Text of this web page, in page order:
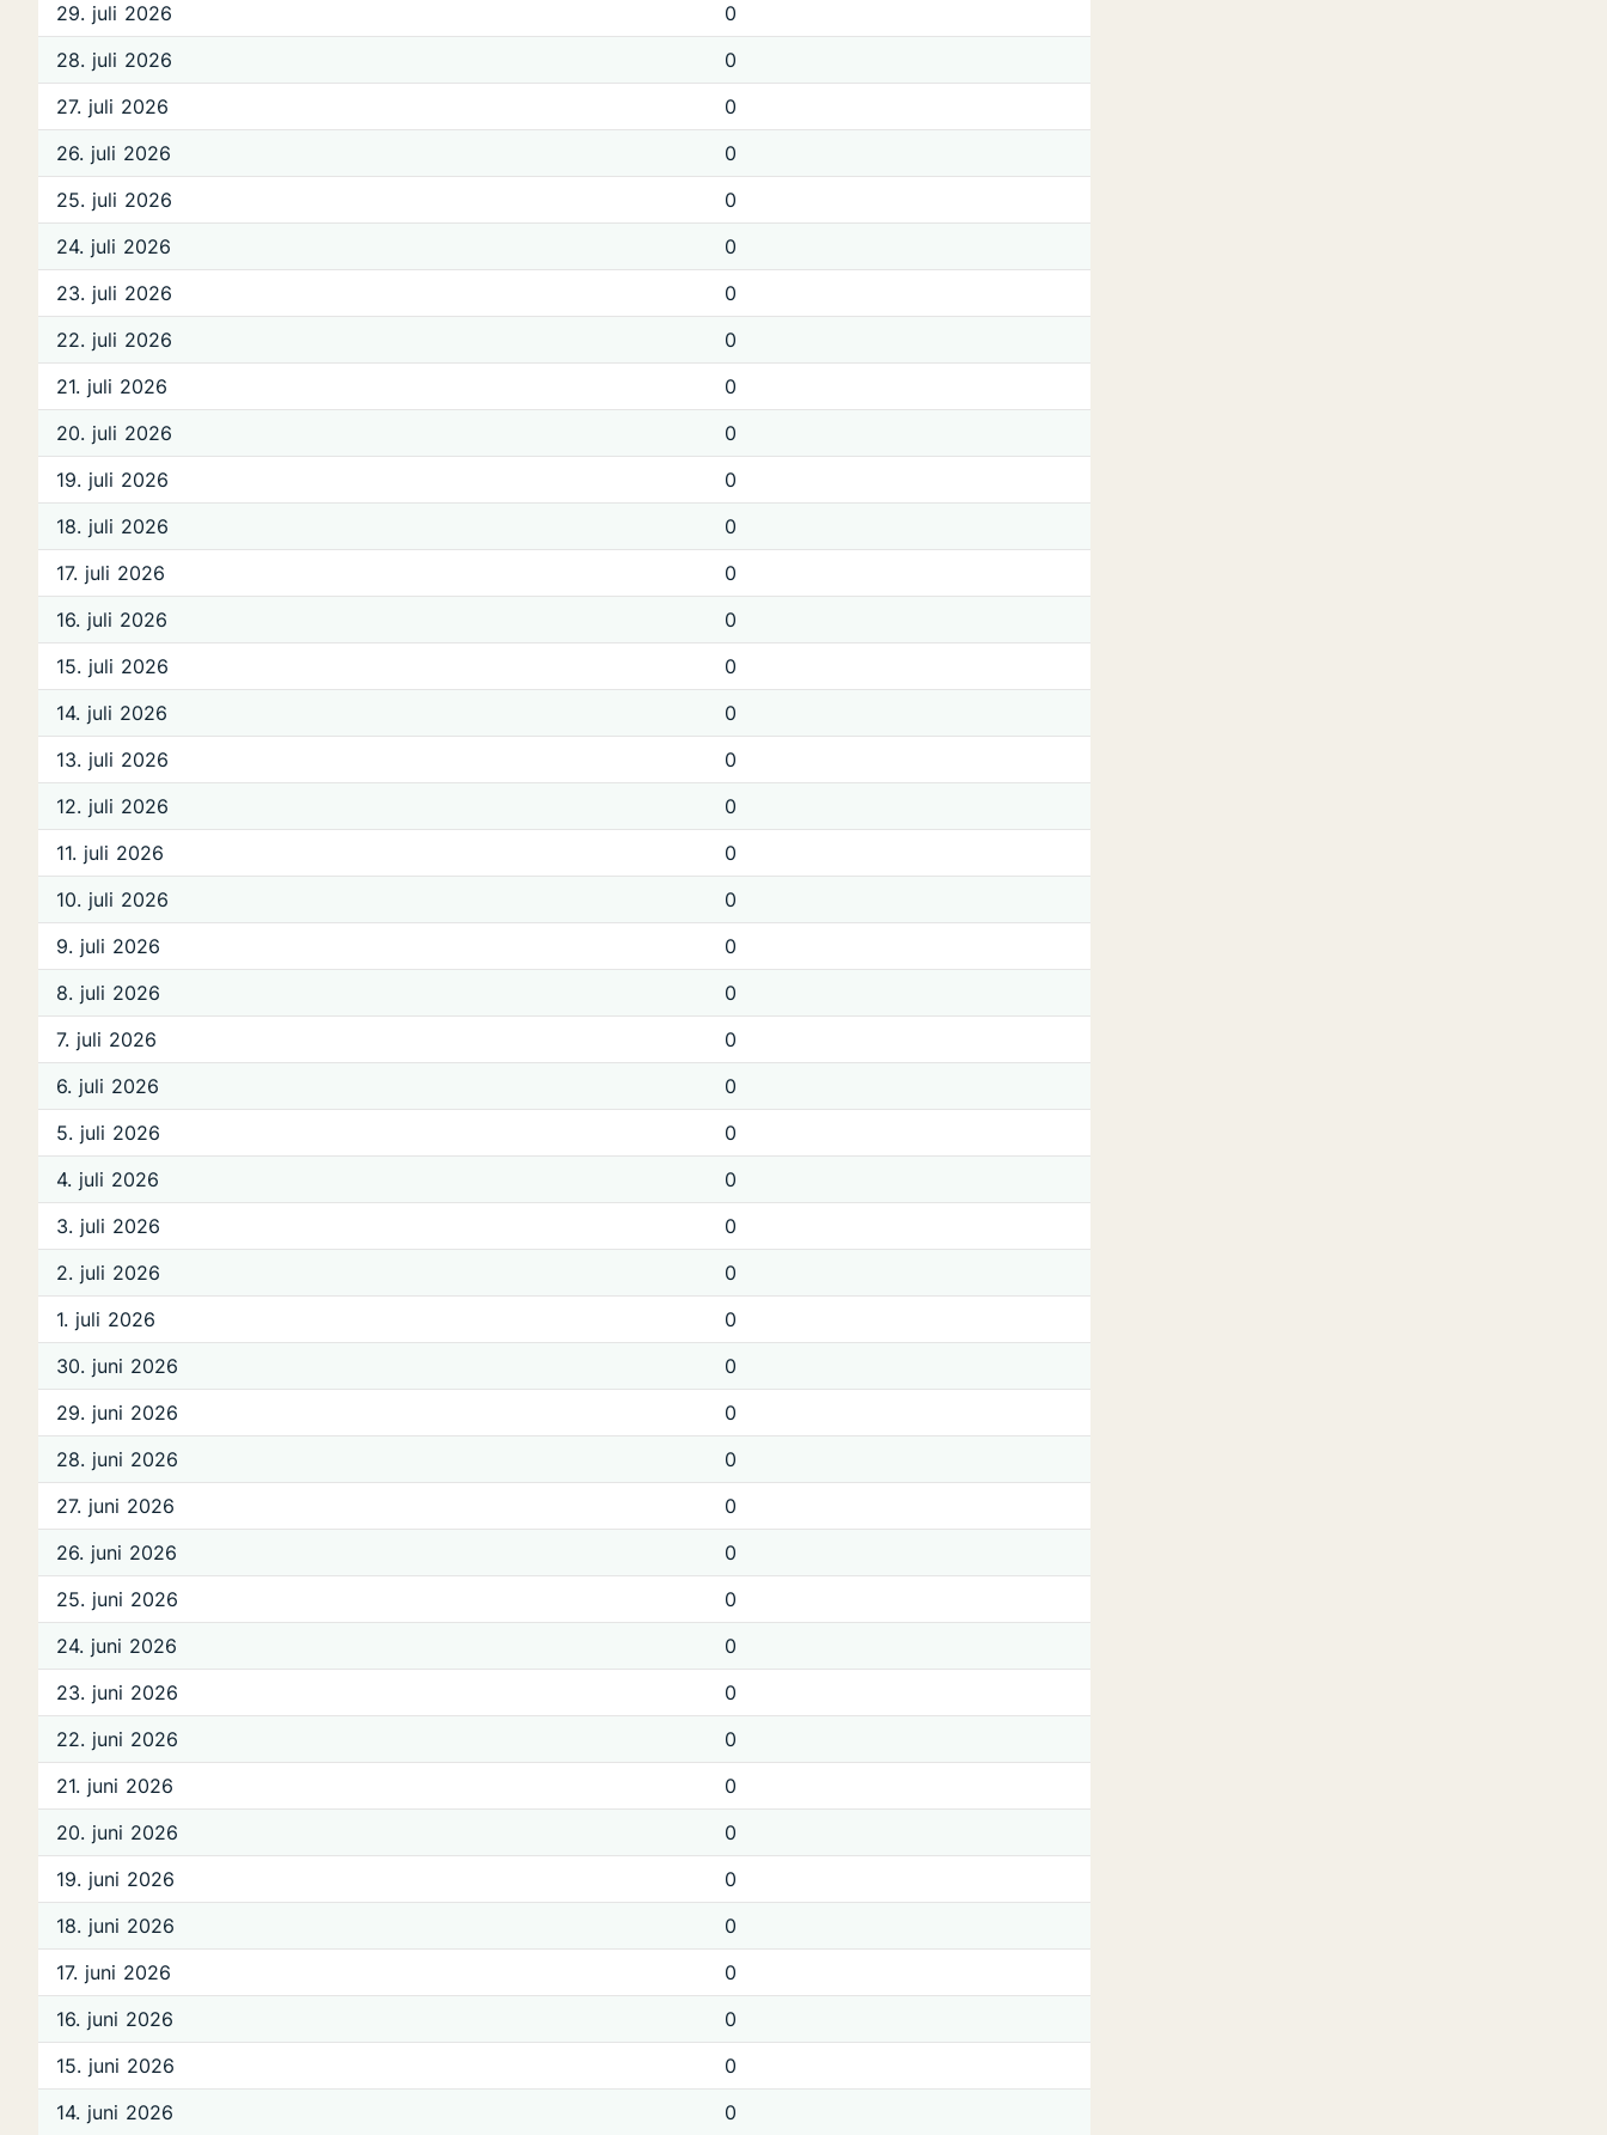
29. juli 2026
0
28. juli 2026
0
27. juli 2026
0
26. juli 2026
0
25. juli 2026
0
24. juli 2026
0
23. juli 2026
0
22. juli 2026
0
21. juli 2026
0
20. juli 2026
0
19. juli 2026
0
18. juli 2026
0
17. juli 2026
0
16. juli 2026
0
15. juli 2026
0
14. juli 2026
0
13. juli 2026
0
12. juli 2026
0
11. juli 2026
0
10. juli 2026
0
9. juli 2026
0
8. juli 2026
0
7. juli 2026
0
6. juli 2026
0
5. juli 2026
0
4. juli 2026
0
3. juli 2026
0
2. juli 2026
0
1. juli 2026
0
30. juni 2026
0
29. juni 2026
0
28. juni 2026
0
27. juni 2026
0
26. juni 2026
0
25. juni 2026
0
24. juni 2026
0
23. juni 2026
0
22. juni 2026
0
21. juni 2026
0
20. juni 2026
0
19. juni 2026
0
18. juni 2026
0
17. juni 2026
0
16. juni 2026
0
15. juni 2026
0
14. juni 2026
0